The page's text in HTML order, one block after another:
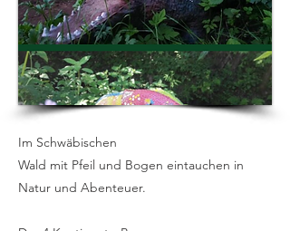
Im Schwäbischen
Wald mit Pfeil und Bogen eintauchen in
Natur und Abenteuer.